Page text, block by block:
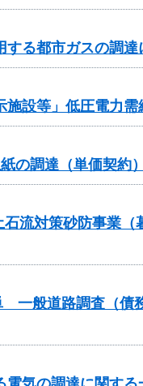
る都市ガスの調
設等」低圧電力
の調達（単価契約
流対策砂防事業
一般道路調査（